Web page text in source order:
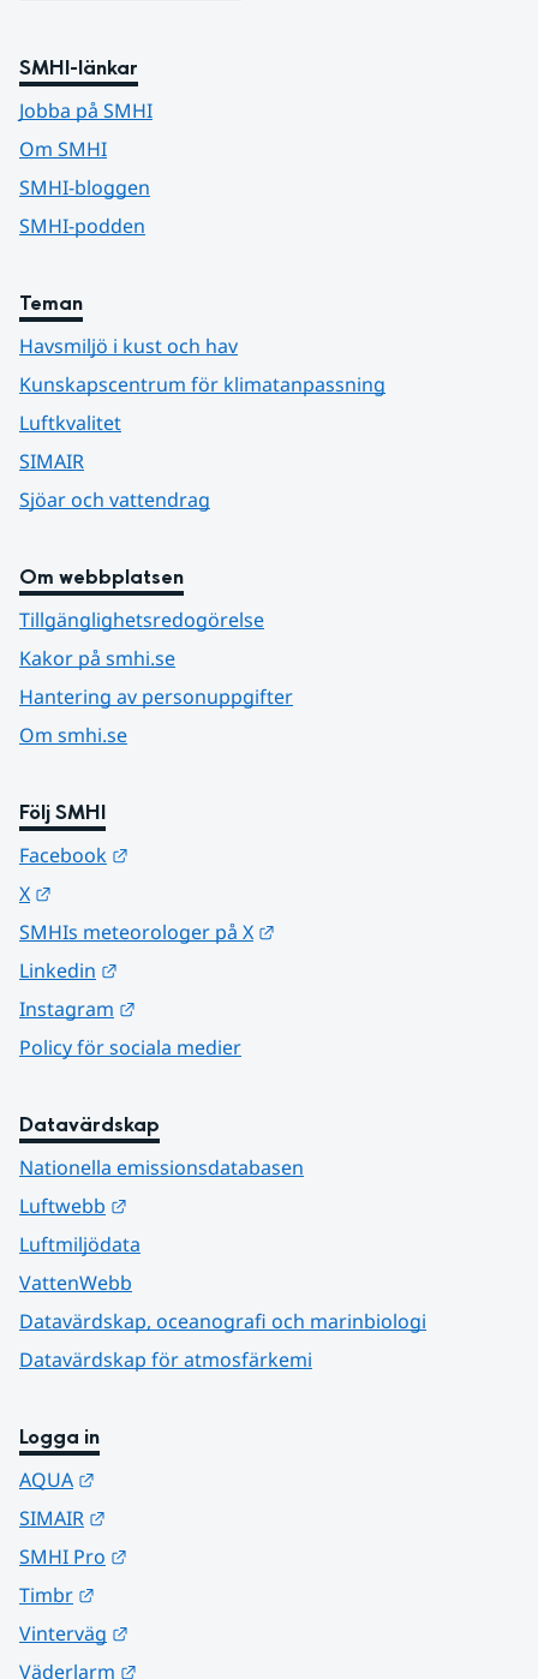
SMHI-länkar
Jobba på SMHI
Om SMHI
SMHI-bloggen
SMHI-podden
Teman
Havsmiljö i kust och hav
Kunskapscentrum för klimatanpassning
Luftkvalitet
SIMAIR
Sjöar och vattendrag
Om webbplatsen
Tillgänglighetsredogörelse
Kakor på smhi.se
Hantering av personuppgifter
Om smhi.se
Följ SMHI
Facebook
X
SMHIs meteorologer på X
Linkedin
Instagram
Policy för sociala medier
Datavärdskap
Nationella emissionsdatabasen
Luftwebb
Luftmiljödata
VattenWebb
Datavärdskap, oceanografi och marinbiologi
Datavärdskap för atmosfärkemi
Logga in
AQUA
SIMAIR
SMHI Pro
Timbr
Vinterväg
Väderlarm